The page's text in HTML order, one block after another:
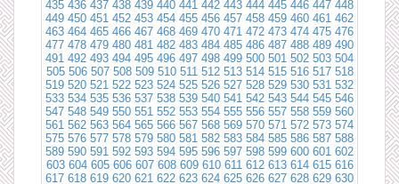
435 436 437 438 439 440 441 442 443 444 445 446 447 448
449 450 451 452 453 454 455 456 457 458 459 460 461 462
463 464 465 466 467 468 469 470 471 472 473 474 475 476
477 478 479 480 481 482 483 484 485 486 487 488 489 490
491 492 493 494 495 496 497 498 499 500 501 502 503 504
505 506 507 508 509 510 511 512 513 514 515 516 517 518
519 520 521 522 523 524 525 526 527 528 529 530 531 532
533 534 535 536 537 538 539 540 541 542 543 544 545 546
547 548 549 550 551 552 553 554 555 556 557 558 559 560
561 562 563 564 565 566 567 568 569 570 571 572 573 574
575 576 577 578 579 580 581 582 583 584 585 586 587 588
589 590 591 592 593 594 595 596 597 598 599 600 601 602
603 604 605 606 607 608 609 610 611 612 613 614 615 616
617 618 619 620 621 622 623 624 625 626 627 628 629 630